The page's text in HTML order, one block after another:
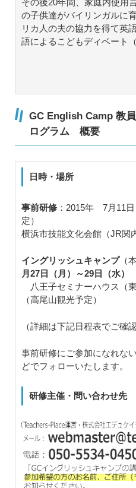
の子供達がバイリンガルに
リカ人の夫の協力を得て英
語によるこどもディベート
GC English Camp 教
ログラム 概要
日時・場所
事前研修 ：2015年 7月11
定）
横浜市技能文化会館（JR関
イングリッシュキャンプ（
月27日（月）～29日（水）
八王子セミナーハウス（
（高尾山観光予定）
（詳細は下記日程表でご確
事前研修にご参加になれな
どでフォローいたします。
研修主催・問い合わせ先